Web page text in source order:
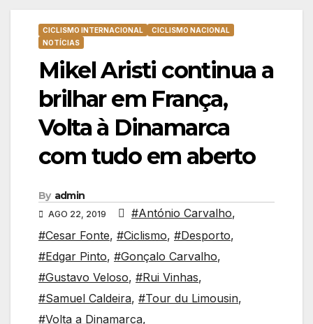
CICLISMO INTERNACIONAL
CICLISMO NACIONAL
NOTÍCIAS
Mikel Aristi continua a
brilhar em França,
Volta à Dinamarca
com tudo em aberto
By admin
AGO 22, 2019 #António Carvalho,
#Cesar Fonte, #Ciclismo, #Desporto,
#Edgar Pinto, #Gonçalo Carvalho,
#Gustavo Veloso, #Rui Vinhas,
#Samuel Caldeira, #Tour du Limousin,
#Volta a Dinamarca,